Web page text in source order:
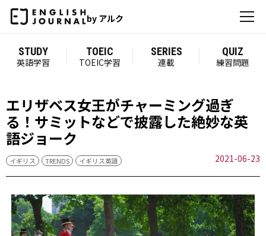
by アルク
STUDY
英語学習
TOEIC
TOEIC学習
SERIES
連載
QUIZ
練習問題
エリザベス女王がチャーミング過ぎ
る！サミットなどで披露した絶妙な英
語ジョーク
イギリス TRENDS イギリス英語 2021-06-23